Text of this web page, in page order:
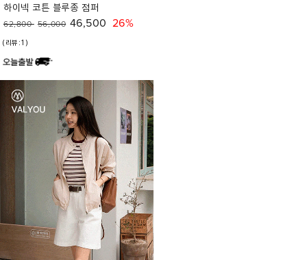
하이넥 코튼 블루종 점퍼
62,800 56,000 46,500 26%
(리뷰:1)